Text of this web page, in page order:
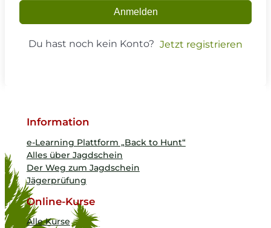
Anmelden
Du hast noch kein Konto? Jetzt registrieren
Information
e-Learning Plattform „Back to Hunt“
Alles über Jagdschein
Der Weg zum Jagdschein
Jägerprüfung
Online-Kurse
Alle Kurse